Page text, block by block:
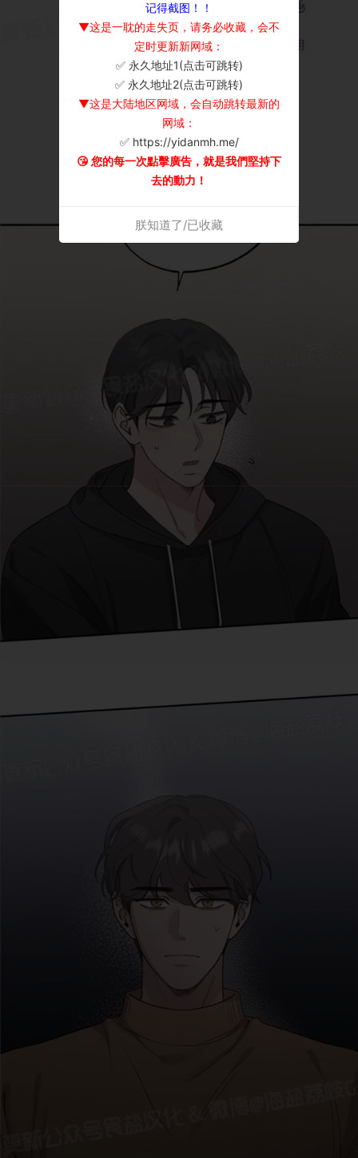
记得截图！！
▼这是一耽的走失页，请务必收藏，会不
定时更新新网域：
✅ 永久地址1(点击可跳转)
✅ 永久地址2(点击可跳转)
▼这是大陆地区网域，会自动跳转最新的
网域：
✅ https://yidanmh.me/
😘 您的每一次點擊廣告，就是我們堅持下
去的動力！
朕知道了/已收藏